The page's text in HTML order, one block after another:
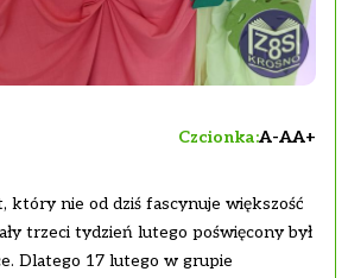
Czcionka:A-AA+
który nie od dziś fascynuje większość
trzeci tydzień lutego poświęcony był
Dlatego 17 lutego w grupie